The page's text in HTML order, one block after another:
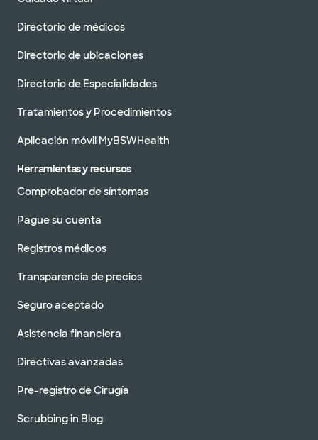
Directorio de médicos
Directorio de ubicaciones
Directorio de Especialidades
Tratamientos y Procedimientos
Aplicación móvil MyBSWHealth
Herramientas y recursos
Comprobador de síntomas
Pague su cuenta
Registros médicos
Transparencia de precios
Seguro aceptado
Asistencia financiera
Directivas avanzadas
Pre-registro de Cirugía
Scrubbing in Blog